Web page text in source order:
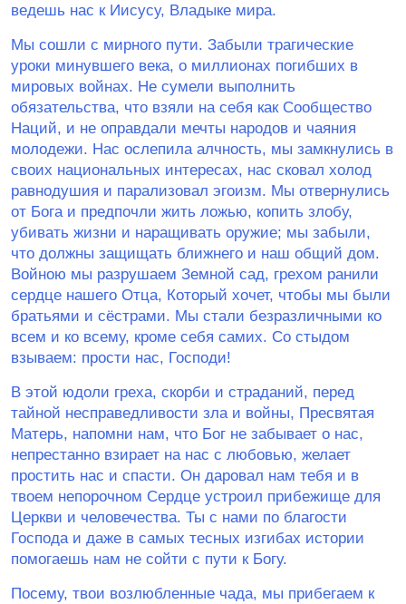
ведешь нас к Иисусу, Владыке мира.
Мы сошли с мирного пути. Забыли трагические
уроки минувшего века, о миллионах погибших в
мировых войнах. Не сумели выполнить
обязательства, что взяли на себя как Сообщество
Наций, и не оправдали мечты народов и чаяния
молодежи. Нас ослепила алчность, мы замкнулись в
своих национальных интересах, нас сковал холод
равнодушия и парализовал эгоизм. Мы отвернулись
от Бога и предпочли жить ложью, копить злобу,
убивать жизни и наращивать оружие; мы забыли,
что должны защищать ближнего и наш общий дом.
Войною мы разрушаем Земной сад, грехом ранили
сердце нашего Отца, Который хочет, чтобы мы были
братьями и сёстрами. Мы стали безразличными ко
всем и ко всему, кроме себя самих. Со стыдом
взываем: прости нас, Господи!
В этой юдоли греха, скорби и страданий, перед
тайной несправедливости зла и войны, Пресвятая
Матерь, напомни нам, что Бог не забывает о нас,
непрестанно взирает на нас с любовью, желает
простить нас и спасти. Он даровал нам тебя и в
твоем непорочном Сердце устроил прибежище для
Церкви и человечества. Ты с нами по благости
Господа и даже в самых тесных изгибах истории
помогаешь нам не сойти с пути к Богу.
Посему, твои возлюбленные чада, мы прибегаем к